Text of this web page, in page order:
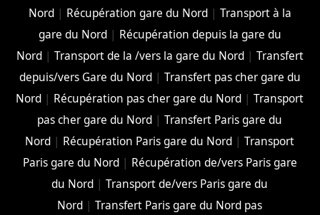
Nord| Récupération gare du Nord| Transport à la
gare du Nord| Récupération depuis la gare du
Nord| Transport de la /vers la gare du Nord| Transfert
depuis/vers Gare du Nord| Transfert pas cher gare du
Nord | Récupération pas cher gare du Nord |Transport
pas cher gare du Nord |Transfert Paris gare du
Nord | Récupération Paris gare du Nord |Transport
Paris gare du Nord| Récupération de/vers Paris gare
du Nord |Transport de/vers Paris gare du
Nord |Transfert Paris gare du Nord pas